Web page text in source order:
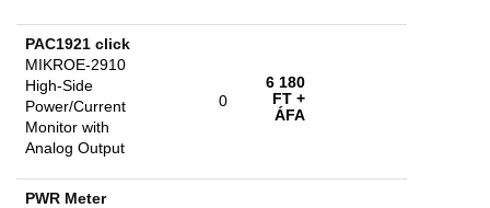
PAC1921 click
MIKROE-2910
High-Side
Power/Current
Monitor with
Analog Output
0
6 180
FT +
ÁFA
PWR Meter